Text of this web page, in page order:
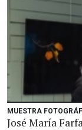
MUESTRA
José María